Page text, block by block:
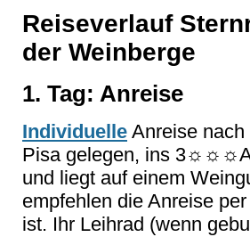
Reiseverlauf
der Weinberge
1. Tag: Anreise
Individuelle Anreise
Pisa gelegen, ins
und liegt auf einem
empfehlen die Anreise
ist. Ihr Leihrad (wenn